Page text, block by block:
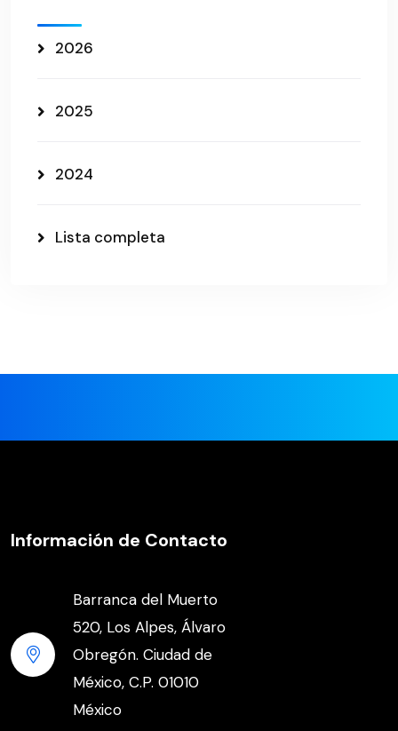
2026
2025
2024
Lista completa
Información de Contacto
Barranca del Muerto
520, Los Alpes, Álvaro
Obregón. Ciudad de
México, C.P. 01010
México